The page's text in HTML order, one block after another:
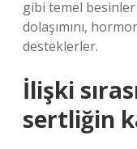
gibi temel
dolaşımını,
desteklerler.
İlişki
sertliğin